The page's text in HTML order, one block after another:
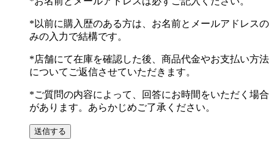
*以前に購入歴のある方は、お名前とメールアドレスの
みの入力で結構です。
*店舗にて在庫を確認した後、商品代金やお支払い方法
についてご返信させていただきます。
*ご質問の内容によって、回答にお時間をいただく場合
があります。あらかじめご了承ください。